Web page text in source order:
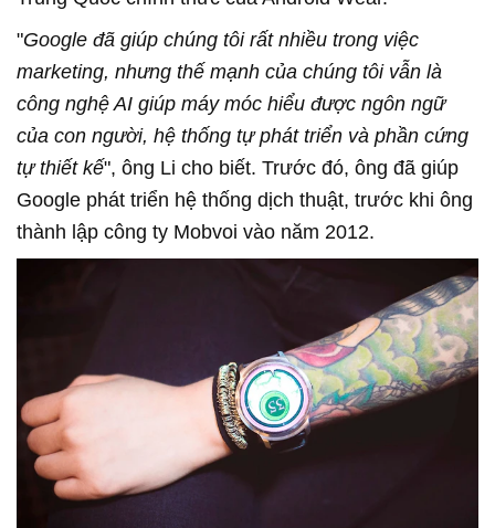
"Google đã giúp chúng tôi rất nhiều trong việc
marketing, nhưng thế mạnh của chúng tôi vẫn là
công nghệ AI giúp máy móc hiểu được ngôn ngữ
của con người, hệ thống tự phát triển và phần cứng
tự thiết kế", ông Li cho biết. Trước đó, ông đã giúp
Google phát triển hệ thống dịch thuật, trước khi ông
thành lập công ty Mobvoi vào năm 2012.